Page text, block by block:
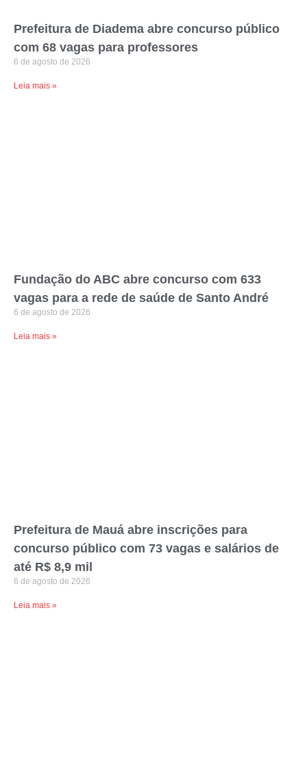
Prefeitura de Diadema abre concurso público
com 68 vagas para professores
6 de agosto de 2026
Leia mais »
Fundação do ABC abre concurso com 633
vagas para a rede de saúde de Santo André
6 de agosto de 2026
Leia mais »
Prefeitura de Mauá abre inscrições para
concurso público com 73 vagas e salários de
até R$ 8,9 mil
6 de agosto de 2026
Leia mais »